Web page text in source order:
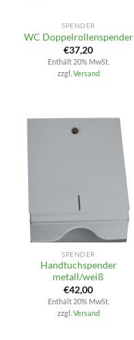
SPENDER
WC Doppelrollenspender
€37,20
Enthält 20% MwSt.
zzgl. Versand
SPENDER
Handtuchspender
metall/weiß
€42,00
Enthält 20% MwSt.
zzgl. Versand